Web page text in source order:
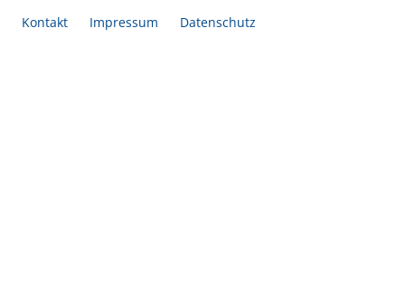
Kontakt Impressum Datenschutz